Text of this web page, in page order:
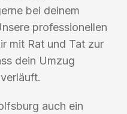
bei deinem
professionellen
mit Rat und Tat zur
dein Umzug
auch ein